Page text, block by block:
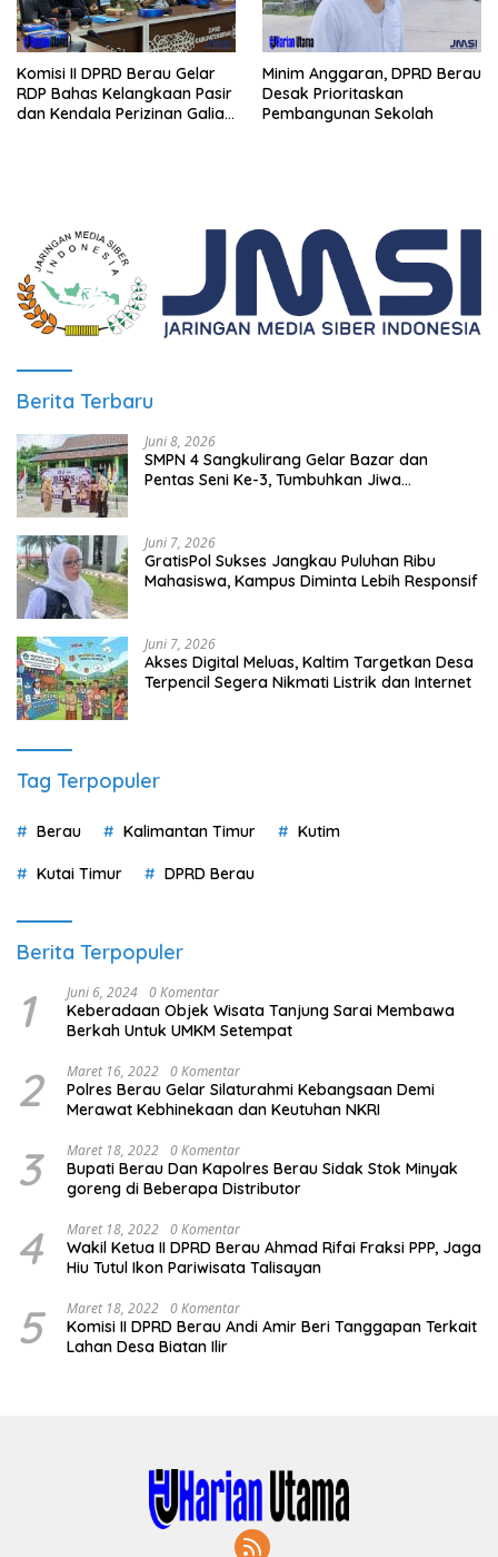
Komisi II DPRD Berau Gelar
RDP Bahas Kelangkaan Pasir
dan Kendala Perizinan Galian
Minim Anggaran, DPRD Berau
Desak Prioritaskan
Pembangunan Sekolah
Berita Terbaru
Juni 8, 2026
SMPN 4 Sangkulirang Gelar Bazar dan
Pentas Seni Ke-3, Tumbuhkan Jiwa
Juni 7, 2026
GratisPol Sukses Jangkau Puluhan Ribu
Mahasiswa, Kampus Diminta Lebih Responsif
Juni 7, 2026
Akses Digital Meluas, Kaltim Targetkan Desa
Terpencil Segera Nikmati Listrik dan Internet
Tag Terpopuler
Berau Kalimantan Timur Kutim
Kutai Timur DPRD Berau
Berita Terpopuler
1 Juni 6, 2024 0 Komentar
Keberadaan Objek Wisata Tanjung Sarai Membawa
Berkah Untuk UMKM Setempat
2 Maret 16, 2022 0 Komentar
Polres Berau Gelar Silaturahmi Kebangsaan Demi
Merawat Kebhinekaan dan Keutuhan NKRI
3 Maret 18, 2022 0 Komentar
Bupati Berau Dan Kapolres Berau Sidak Stok Minyak
goreng di Beberapa Distributor
4 Maret 18, 2022 0 Komentar
Wakil Ketua II DPRD Berau Ahmad Rifai Fraksi PPP, Jaga
Hiu Tutul Ikon Pariwisata Talisayan
5 Maret 18, 2022 0 Komentar
Komisi II DPRD Berau Andi Amir Beri Tanggapan Terkait
Lahan Desa Biatan Ilir